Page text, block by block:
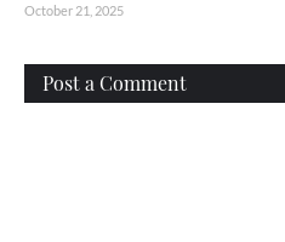
October 21, 2025
Post a Comment